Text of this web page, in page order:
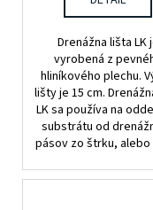
Drenážna lišta LK
vyrobená z
hliníkového plechu.
lišty je 15 cm.
LK sa používa na
substrátu od
pásov zo štrku, alebo